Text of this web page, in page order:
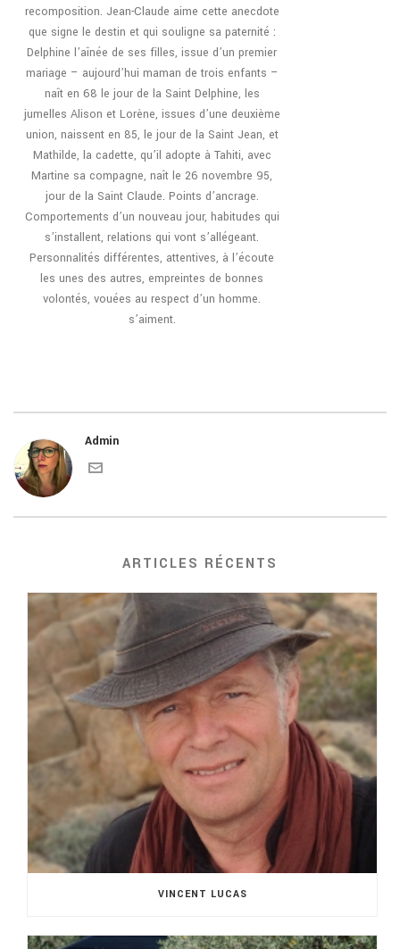
recomposition. Jean-Claude aime cette anecdote
que signe le destin et qui souligne sa paternité :
Delphine l’aînée de ses filles, issue d’un premier
mariage – aujourd’hui maman de trois enfants –
naît en 68 le jour de la Saint Delphine, les
jumelles Alison et Lorène, issues d’une deuxième
union, naissent en 85, le jour de la Saint Jean, et
Mathilde, la cadette, qu’il adopte à Tahiti, avec
Martine sa compagne, naît le 26 novembre 95,
jour de la Saint Claude. Points d’ancrage.
Comportements d’un nouveau jour, habitudes qui
s’installent, relations qui vont s’allégeant.
Personnalités différentes, attentives, à l’écoute
les unes des autres, empreintes de bonnes
volontés, vouées au respect d’un homme.
s’aiment.
Admin
ARTICLES RÉCENTS
VINCENT LUCAS